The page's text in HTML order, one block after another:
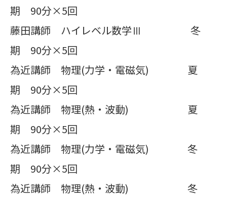
期 90分×5回
藤田講師 ハイレベル数学Ⅲ 冬
期 90分×5回
為近講師 物理(力学・電磁気) 夏
期 90分×5回
為近講師 物理(熱・波動) 夏
期 90分×5回
為近講師 物理(力学・電磁気) 冬
期 90分×5回
為近講師 物理(熱・波動) 冬